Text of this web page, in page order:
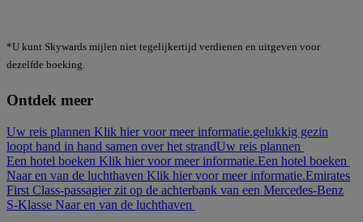
*U kunt Skywards mijlen niet tegelijkertijd verdienen en uitgeven voor
dezelfde boeking.
Ontdek meer
Uw reis plannen Klik hier voor meer informatie.gelukkig gezin
loopt hand in hand samen over het strandUw reis plannen
Een hotel boeken Klik hier voor meer informatie.Een hotel boeken
Naar en van de luchthaven Klik hier voor meer informatie.Emirates
First Class-passagier zit op de achterbank van een Mercedes-Benz
S-Klasse Naar en van de luchthaven